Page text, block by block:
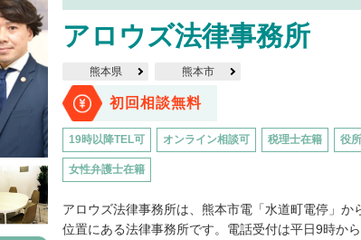
アロウズ法律事務所
熊本県 熊本市
初回相談無料
19時以降TEL可 オンライン相談可 税理士在籍 役
女性弁護士在籍
アロウズ法律事務所は、熊本市電「水道町電停」か
位置にある法律事務所です。電話受付は平日9時か